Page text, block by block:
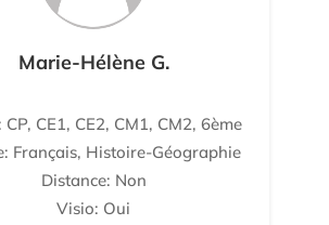
Marie-Hélène G.
CP, CE1, CE2, CM1, CM2, 6ème
Français, Histoire-Géographie
Distance: Non
Visio: Oui